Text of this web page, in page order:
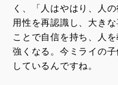
く、「人はやはり、人
用性を再認識し、大き
ことで自信を持ち、人
強くなる。今ミライの
しているんですね。